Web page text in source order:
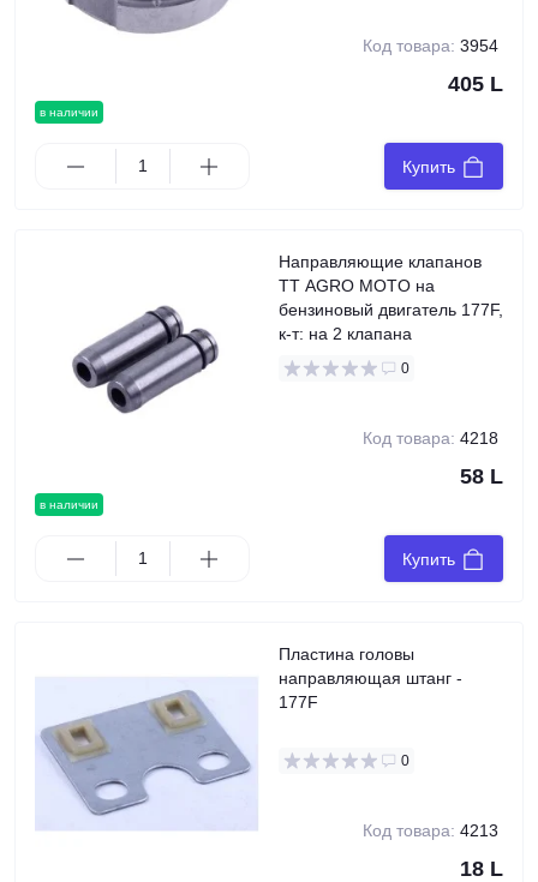
в наличии
Код товара: 3954
405 L
Купить
в наличии
Направляющие клапанов
TT AGRO MOTO на
бензиновый двигатель 177F,
к-т: на 2 клапана
0
Код товара: 4218
58 L
Купить
Пластина головы
направляющая штанг -
177F
0
Код товара: 4213
18 L